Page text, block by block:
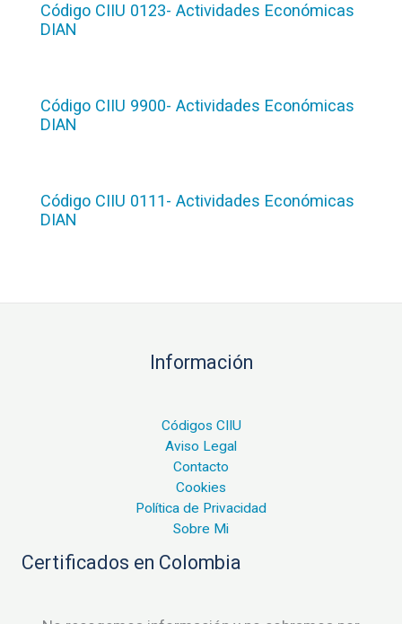
Código CIIU 0123- Actividades Económicas
DIAN
Código CIIU 9900- Actividades Económicas
DIAN
Código CIIU 0111- Actividades Económicas
DIAN
Información
Códigos CIIU
Aviso Legal
Contacto
Cookies
Política de Privacidad
Sobre Mi
Certificados en Colombia